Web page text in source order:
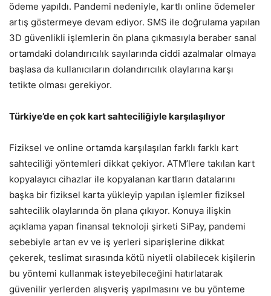
ödeme yapıldı. Pandemi nedeniyle, kartlı online ödemeler
artış göstermeye devam ediyor. SMS ile doğrulama yapılan
3D güvenlikli işlemlerin ön plana çıkmasıyla beraber sanal
ortamdaki dolandırıcılık sayılarında ciddi azalmalar olmaya
başlasa da kullanıcıların dolandırıcılık olaylarına karşı
tetikte olması gerekiyor.
Türkiye’de en çok kart sahteciliğiyle karşılaşılıyor
Fiziksel ve online ortamda karşılaşılan farklı farklı kart
sahteciliği yöntemleri dikkat çekiyor. ATM’lere takılan kart
kopyalayıcı cihazlar ile kopyalanan kartların datalarını
başka bir fiziksel karta yükleyip yapılan işlemler fiziksel
sahtecilik olaylarında ön plana çıkıyor. Konuya ilişkin
açıklama yapan finansal teknoloji şirketi SiPay, pandemi
sebebiyle artan ev ve iş yerleri siparişlerine dikkat
çekerek, teslimat sırasında kötü niyetli olabilecek kişilerin
bu yöntemi kullanmak isteyebileceğini hatırlatarak
güvenilir yerlerden alışveriş yapılmasını ve bu yönteme